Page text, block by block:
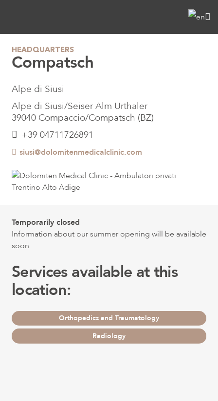
HEADQUARTERS
Compatsch
Alpe di Siusi
Alpe di Siusi/Seiser Alm Urthaler
39040 Compaccio/Compatsch (BZ)
+39 04711726891
siusi@dolomitenmedicalclinic.com
Temporarily closed
Information about our summer opening will be available
soon
Services available at this
location:
Orthopedics and Traumatology
Radiology